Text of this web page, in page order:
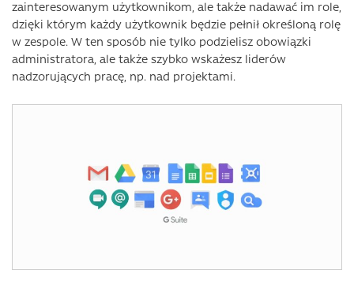
zainteresowanym użytkownikom, ale także nadawać im role,
dzięki którym każdy użytkownik będzie pełnił określoną rolę
w zespole. W ten sposób nie tylko podzielisz obowiązki
administratora, ale także szybko wskażesz liderów
nadzorujących pracę, np. nad projektami.